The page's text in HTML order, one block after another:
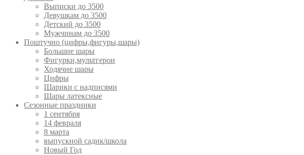
Выписки до 3500
Девушкам до 3500
Детский до 3500
Мужчинам до 3500
Поштучно (цифры,фигуры,шары)
Большие шары
Фигурки,мультгерои
Ходячие шары
Цифры
Шарики с надписями
Шары латексные
Сезонные праздники
1 сентября
14 февраля
8 марта
выпускной садик/школа
Новый Год